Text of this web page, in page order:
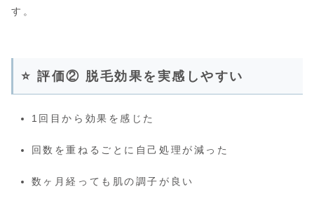
す。
⭐ 評価② 脱毛効果を実感しやすい
1回目から効果を感じた
回数を重ねるごとに自己処理が減った
数ヶ月経っても肌の調子が良い